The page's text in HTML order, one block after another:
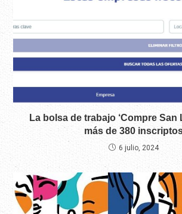
La bolsa de trabajo ‘Compre San
más de 380
6 julio, 2024